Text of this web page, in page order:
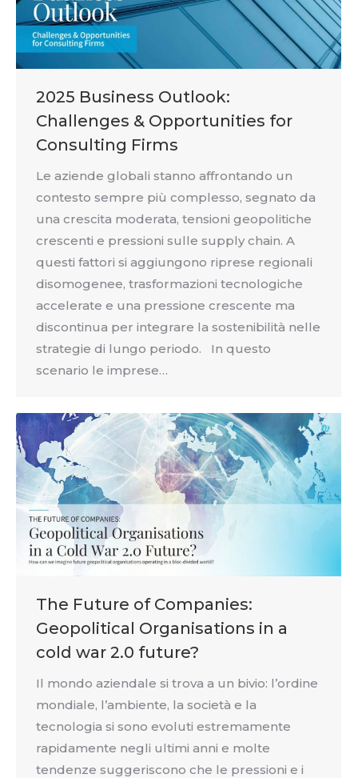
2025 Business Outlook:
Challenges & Opportunities for
Consulting Firms
Le aziende globali stanno affrontando un
contesto sempre più complesso, segnato da
una crescita moderata, tensioni geopolitiche
crescenti e pressioni sulle supply chain. A
questi fattori si aggiungono riprese regionali
disomogenee, trasformazioni tecnologiche
accelerate e una pressione crescente ma
discontinua per integrare la sostenibilità nelle
strategie di lungo periodo. In questo
scenario le imprese…
The Future of Companies:
Geopolitical Organisations in a
cold war 2.0 future?
Il mondo aziendale si trova a un bivio: l’ordine
mondiale, l’ambiente, la società e la
tecnologia si sono evoluti estremamente
rapidamente negli ultimi anni e molte
tendenze suggeriscono che le pressioni e i